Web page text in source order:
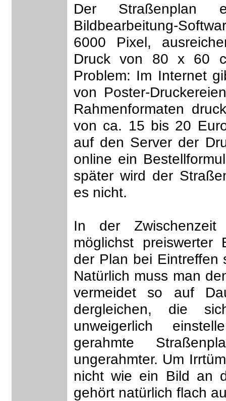
Der Straßenplan
Bildbearbeitung-
6000 Pixel,
Druck von 80 x 60
Problem: Im Internet
von Poster-
Rahmenformaten
von ca. 15 bis 20
auf den Server der
online ein
später wird der
es nicht.
In der
möglichst preiswerter
der Plan bei Eintreffen
Natürlich muss man
vermeidet so auf
dergleichen, die
unweigerlich
gerahmte
ungerahmter. Um
nicht wie ein Bild an
gehört natürlich flach